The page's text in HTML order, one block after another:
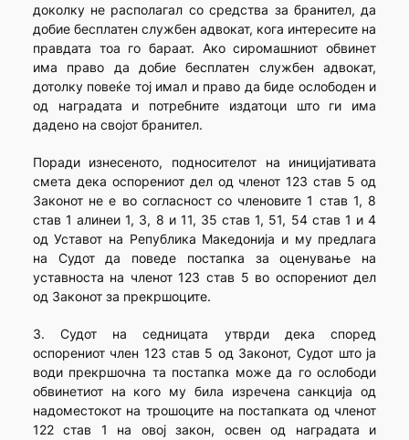
доколку не располагал со средства за бранител, да
добие бесплатен службен адвокат, кога интересите на
правдата тоа го бараат. Ако сиромашниот обвинет
има право да добие бесплатен службен адвокат,
дотолку повеќе тој имал и право да биде ослободен и
од наградата и потребните издатоци што ги има
дадено на својот бранител.
Поради изнесеното, подносителот на иницијативата
смета дека оспорениот дел од членот 123 став 5 од
Законот не е во согласност со членовите 1 став 1, 8
став 1 алинеи 1, 3, 8 и 11, 35 став 1, 51, 54 став 1 и 4
од Уставот на Република Македонија и му предлага
на Судот да поведе постапка за оценување на
уставноста на членот 123 став 5 во оспорениот дел
од Законот за прекршоците.
3. Судот на седницата утврди дека според
оспорениот член 123 став 5 од Законот, Судот што ја
води прекршочна та постапка може да го ослободи
обвинетиот на кого му била изречена санкција од
надоместокот на трошо­ците на постапката од членот
122 став 1 на овој закон, освен од награ­дата и